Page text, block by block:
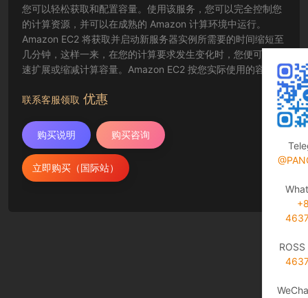
您可以轻松获取和配置容量。使用该服务，您可以完全控制您
的计算资源，并可以在成熟的 Amazon 计算环境中运行。
Amazon EC2 将获取并启动新服务器实例所需要的时间缩短至
几分钟，这样一来，在您的计算要求发生变化时，您便可以快
速扩展或缩减计算容量。Amazon EC2 按您实际使用的容量收
费，改变了计算的成本结算方式。Amazon EC2 云服务器还为
开发人员提供了创建故障恢复应用程序以及排除常见故障情况
联系客服领取 优惠
购买说明 购买咨询
立即购买（国际站）